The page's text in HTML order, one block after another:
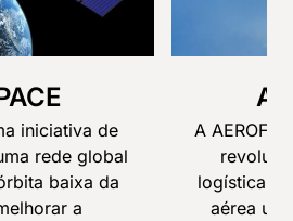
iniciativa de
rede global
baixa da
a
A
logística
aérea